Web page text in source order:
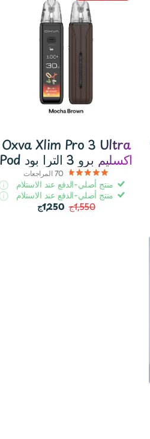
Oxva Xlim Pro 3 Ultra
Pod اكسليم برو 3 الترا بود
70 المراجعات
منتج أصلي-الدفع عند الاستلام
منتج أصلي-الدفع عند الاستلام
1,550ج
1,250ج